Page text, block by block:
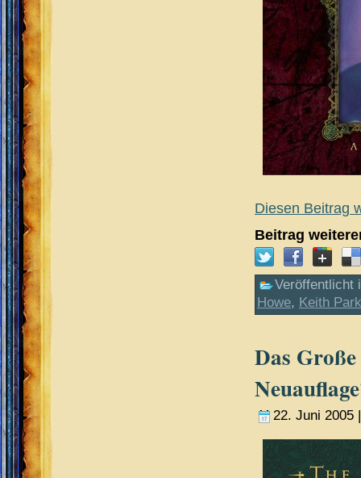
Diesen Beitrag
Beitrag
Veröffentlicht
Howe, Keith
Das
22. Juni 2005